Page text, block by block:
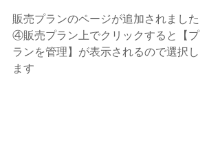
販売プランのページが追加されました
④販売プラン上でクリックすると【プ
ランを管理】が表示されるので選択し
ます